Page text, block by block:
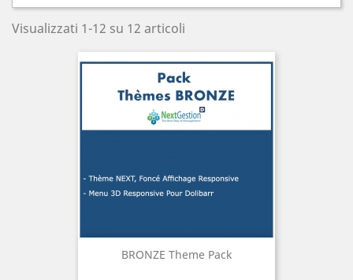
Visualizzati 1-12 su 12 articoli
BRONZE Theme Pack